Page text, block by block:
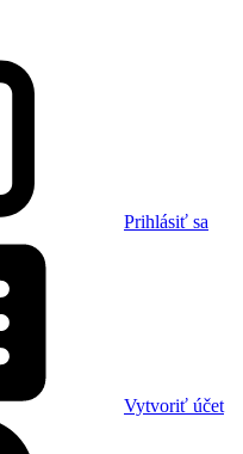
Prihlásiť sa
Vytvoriť účet